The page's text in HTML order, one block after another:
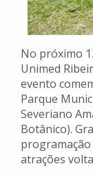
No próximo
Unimed
evento
Parque
Severiano
Botânico).
atrações